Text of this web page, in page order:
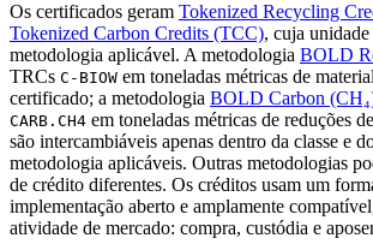
Os certificados geram Tokenized Recycling
Tokenized Carbon Credits (TCC), cuja
metodologia aplicável. A metodologia BOLD
TRCs C-BIOW em toneladas métricas de
certificado; a metodologia BOLD Carbon
CARB.CH4 em toneladas métricas de reduções
são intercambiáveis apenas dentro da classe e
metodologia aplicáveis. Outras metodologias
de crédito diferentes. Os créditos usam um
implementação aberto e amplamente
atividade de mercado: compra, custódia e